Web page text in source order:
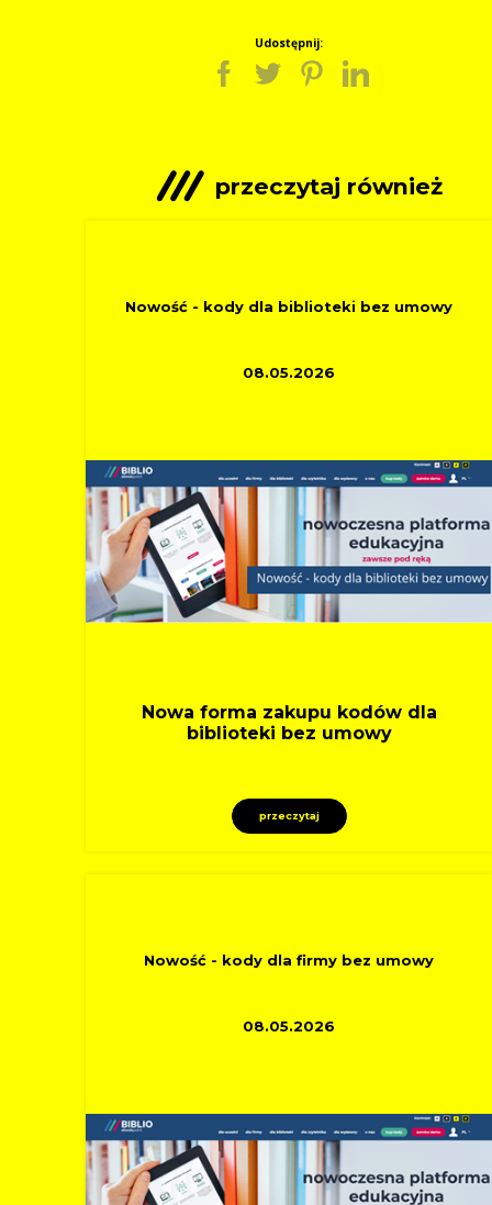
Udostępnij:
przeczytaj również
Nowość - kody dla biblioteki bez umowy
08.05.2026
Nowa forma zakupu kodów dla
biblioteki bez umowy
przeczytaj
Nowość - kody dla firmy bez umowy
08.05.2026